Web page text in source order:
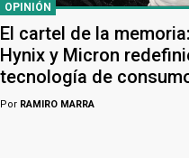
OPINIÓN
El cartel de la
Hynix y Micron
tecnología de
Por RAMIRO MARRA